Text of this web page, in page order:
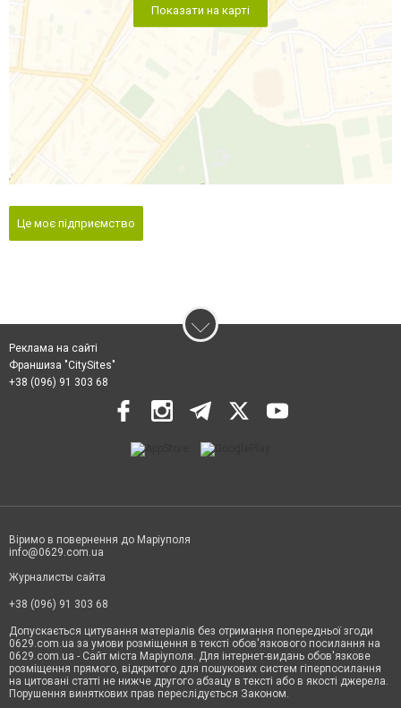
Показати на карті
Це моє підприємство
Реклама на сайті
Франшиза "CitySites"
+38 (096) 91 303 68
Віримо в повернення до Маріуполя
info@0629.com.ua
Журналисты сайта
+38 (096) 91 303 68
Допускається цитування матеріалів без отримання попередньої згоди
0629.com.ua за умови розміщення в тексті обов'язкового посилання на
0629.com.ua - Сайт міста Маріуполя. Для інтернет-видань обов'язкове
розміщення прямого, відкритого для пошукових систем гіперпосилання
на цитовані статті не нижче другого абзацу в тексті або в якості джерела.
Порушення виняткових прав переслідується Законом.